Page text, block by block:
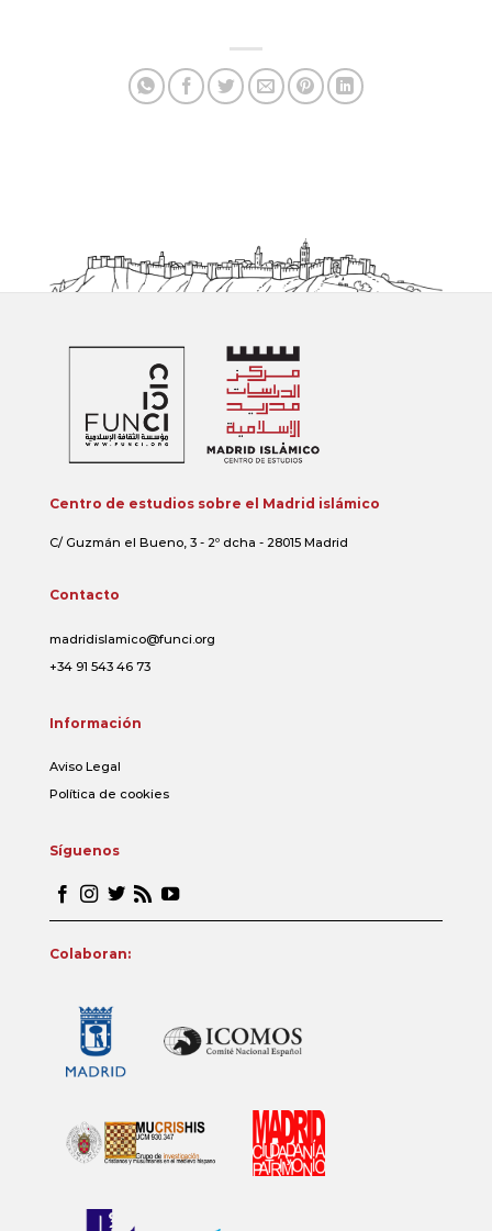
Centro de estudios sobre el Madrid islámico
C/ Guzmán el Bueno, 3 - 2º dcha - 28015 Madrid
Contacto
madridislamico@funci.org
+34 91 543 46 73
Información
Aviso Legal
Política de cookies
Síguenos
Colaboran: